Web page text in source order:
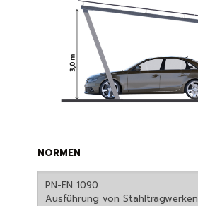
NORMEN
PN-EN 1090
Ausführung von Stahltragwerken